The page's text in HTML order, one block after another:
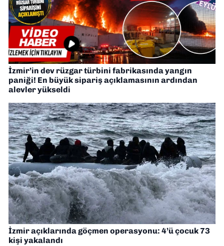
İzmir’in dev rüzgar türbini fabrikasında yangın
paniği! En büyük sipariş açıklamasının ardından
alevler yükseldi
İzmir açıklarında göçmen operasyonu: 4’ü çocuk 73
kişi yakalandı